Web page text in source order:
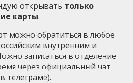
открывать только
карты.
можно обратиться в любое
внутренним и
записаться в отделение
через официальный чат
телеграме).